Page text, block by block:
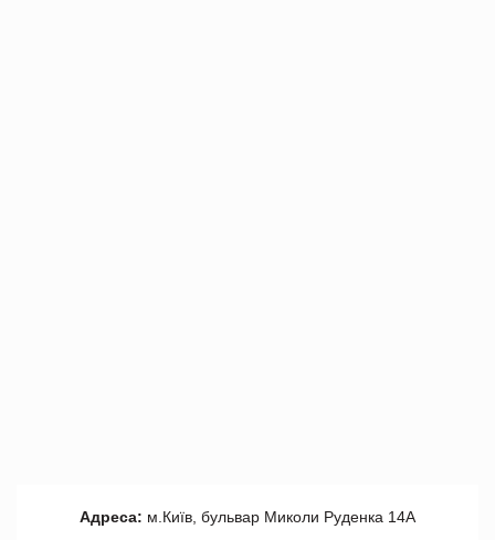
Адреса: м.Київ, бульвар Миколи Руденка 14А